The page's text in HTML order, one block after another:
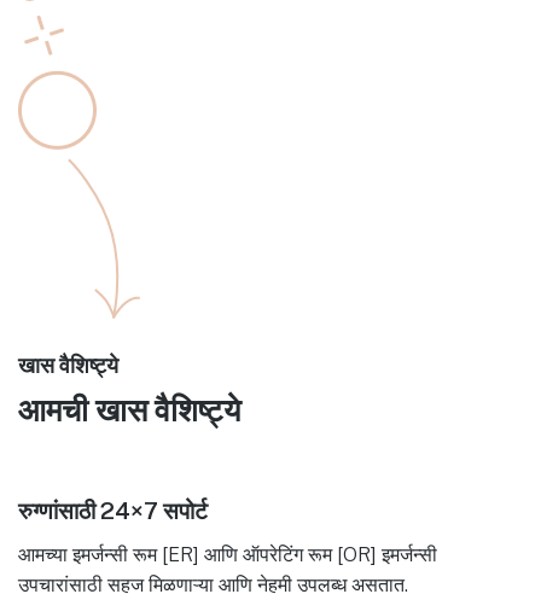
खास वैशिष्ट्ये
आमची खास वैशिष्ट्ये
रुग्णांसाठी 24×7 सपोर्ट
आमच्या इमर्जन्सी रूम [ER] आणि ऑपरेटिंग रूम [OR] इमर्जन्सी
उपचारांसाठी सहज मिळणाऱ्या आणि नेहमी उपलब्ध असतात.